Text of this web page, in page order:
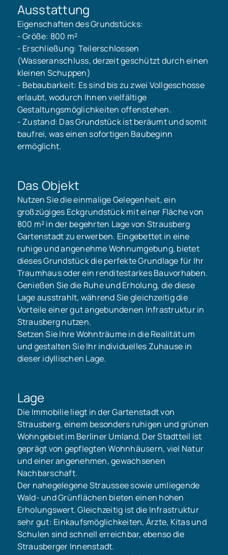
Ausstattung
Eigenschaften des Grundstücks:
- Größe: 800 m²
- Erschließung: Teilerschlossen
(Wasseranschluss, derzeit geschützt durch einen
kleinen Schuppen)
- Bebaubarkeit: Es sind bis zu zwei Vollgeschosse
erlaubt, wodurch Ihnen vielfältige
Gestaltungsmöglichkeiten offenstehen.
- Zustand: Das Grundstück ist beräumt und somit
baufrei, was einen sofortigen Baubeginn
ermöglicht.
Das Objekt
Nutzen Sie die einmalige Gelegenheit, ein
großzügiges Eckgrundstück mit einer Fläche von
800 m² in der begehrten Lage von Strausberg
Gartenstadt zu erwerben. Eingebettet in eine
ruhige und angenehme Wohnumgebung, bietet
dieses Grundstück die perfekte Grundlage für Ihr
Traumhaus oder ein renditestarkes Bauvorhaben.
Genießen Sie die Ruhe und Erholung, die diese
Lage ausstrahlt, während Sie gleichzeitig die
Vorteile einer gut angebundenen Infrastruktur in
Strausberg nutzen.
Setzen Sie Ihre Wohnträume in die Realität um
und gestalten Sie Ihr individuelles Zuhause in
dieser idyllischen Lage.
Lage
Die Immobilie liegt in der Gartenstadt von
Strausberg, einem besonders ruhigen und grünen
Wohngebiet im Berliner Umland. Der Stadtteil ist
geprägt von gepflegten Wohnhäusern, viel Natur
und einer angenehmen, gewachsenen
Nachbarschaft.
Der nahegelegene Straussee sowie umliegende
Wald- und Grünflächen bieten einen hohen
Erholungswert. Gleichzeitig ist die Infrastruktur
sehr gut: Einkaufsmöglichkeiten, Ärzte, Kitas und
Schulen sind schnell erreichbar, ebenso die
Strausberger Innenstadt.